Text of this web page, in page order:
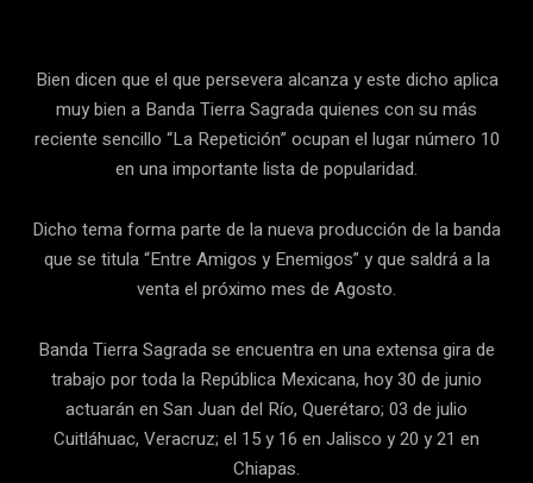
Bien dicen que el que persevera alcanza y este dicho aplica
muy bien a Banda Tierra Sagrada quienes con su más
reciente sencillo “La Repetición” ocupan el lugar número 10
en una importante lista de popularidad.
Dicho tema forma parte de la nueva producción de la banda
que se titula “Entre Amigos y Enemigos” y que saldrá a la
venta el próximo mes de Agosto.
Banda Tierra Sagrada se encuentra en una extensa gira de
trabajo por toda la República Mexicana, hoy 30 de junio
actuarán en San Juan del Río, Querétaro; 03 de julio
Cuitláhuac, Veracruz; el 15 y 16 en Jalisco y 20 y 21 en
Chiapas.